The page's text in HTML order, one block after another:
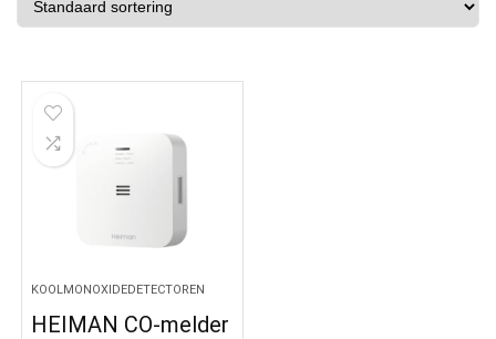
KOOLMONOXIDEDETECTOREN
HEIMAN CO-melder